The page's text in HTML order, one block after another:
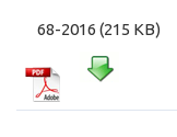
68-2016 (215 KB)